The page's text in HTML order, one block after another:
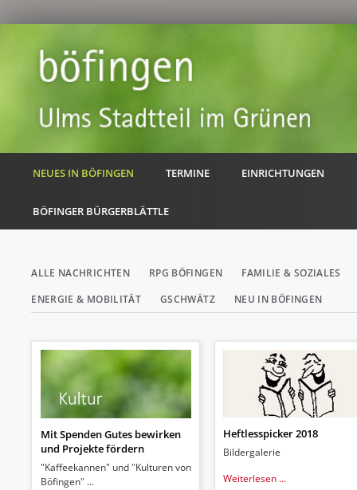
NEUES IN BÖFINGEN TERMINE EINRICHTUNGEN
BÖFINGER BÜRGERBLÄTTLE
Navigation
ALLE NACHRICHTEN RPG BÖFINGEN
FAMILIE & SOZIALES
ENERGIE & MOBILITÄT
GSCHWÄTZ NEU IN BÖFINGEN
Mit Spenden Gutes bewirken
und Projekte fördern
"Kaffeekannen" und "Kulturen von
Böfingen" ...
Heftlesspicker 2018
Bildergalerie
Weiterlesen …Heftlesspicker